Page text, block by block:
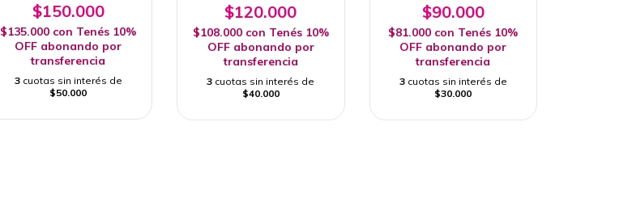
$150.000
$135.000 con Tenés 10%
OFF abonando por
transferencia
3 cuotas sin interés de
$50.000
$120.000
$108.000 con Tenés 10%
OFF abonando por
transferencia
3 cuotas sin interés de
$40.000
$90.000
$81.000 con Tenés 10%
OFF abonando por
transferencia
3 cuotas sin interés de
$30.000